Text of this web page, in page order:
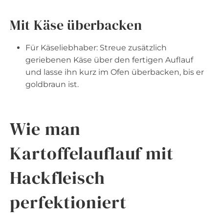
Mit Käse überbacken
Für Käseliebhaber: Streue zusätzlich
geriebenen Käse über den fertigen Auflauf
und lasse ihn kurz im Ofen überbacken, bis er
goldbraun ist.
Wie man
Kartoffelauflauf mit
Hackfleisch
perfektioniert